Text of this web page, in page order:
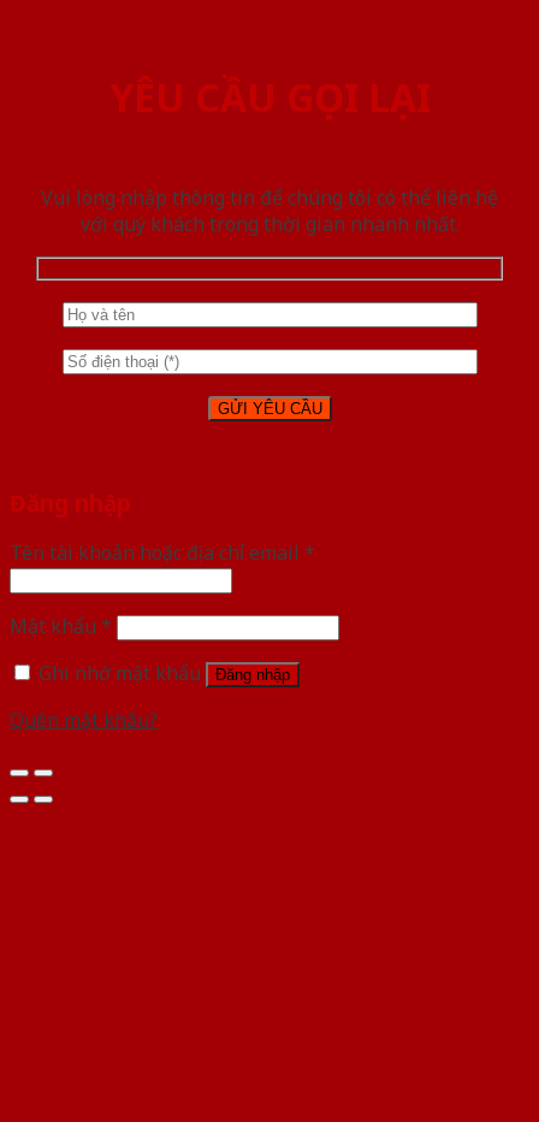
YÊU CẦU GỌI LẠI
Vui lòng nhập thông tin để chúng tôi có thể liên hệ
với quý khách trong thời gian nhanh nhất.
Đăng nhập
Tên tài khoản hoặc địa chỉ email *
Mật khẩu *
Ghi nhớ mật khẩu
Đăng nhập
Quên mật khẩu?